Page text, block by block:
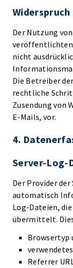
Widerspruch
Der Nutzung
veröffentlichten
nicht
Die Betreiber
rechtliche
Zusendung von
E-Mails, vor.
4.
Server-Log-
Der Provider
automatisch
Log-Dateien,
übermittelt.
Browsertyp
Referrer